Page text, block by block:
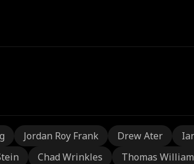
Jordan Roy Frank Drew Ater
Chad Wrinkles Thomas